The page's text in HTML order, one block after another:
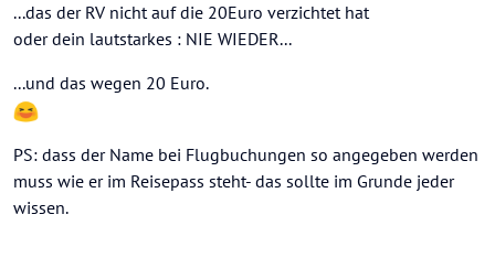
...das der RV nicht auf die 20Euro verzichtet hat
oder dein lautstarkes : NIE WIEDER...
...und das wegen 20 Euro.
PS: dass der Name bei Flugbuchungen so angegeben werden
muss wie er im Reisepass steht- das sollte im Grunde jeder
wissen.